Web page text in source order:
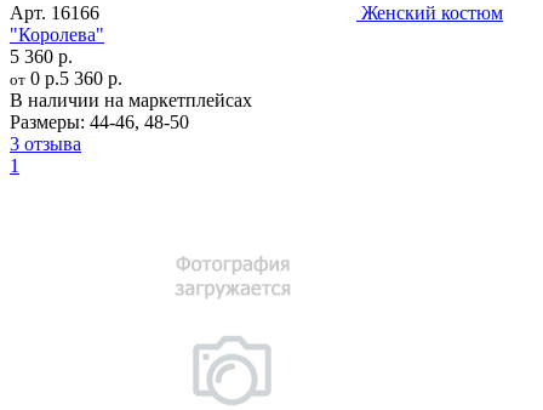
Арт. 16166
Женский костюм
"Королева"
5 360 р.
от 0 р.5 360 р.
В наличии на маркетплейсах
Размеры: 44-46, 48-50
3 отзыва
1